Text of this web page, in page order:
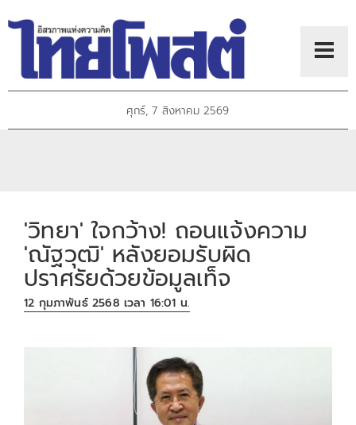
ศุกร์, 7 สิงหาคม 2569
'วิทยา' ใจกว้าง! ถอนแจ้งความ
'ณัฐวุฒิ' หลังยอมรับผิด
ปราศรัยด้วยข้อมูลเท็จ
12 กุมภาพันธ์ 2568 เวลา 16:01 น.